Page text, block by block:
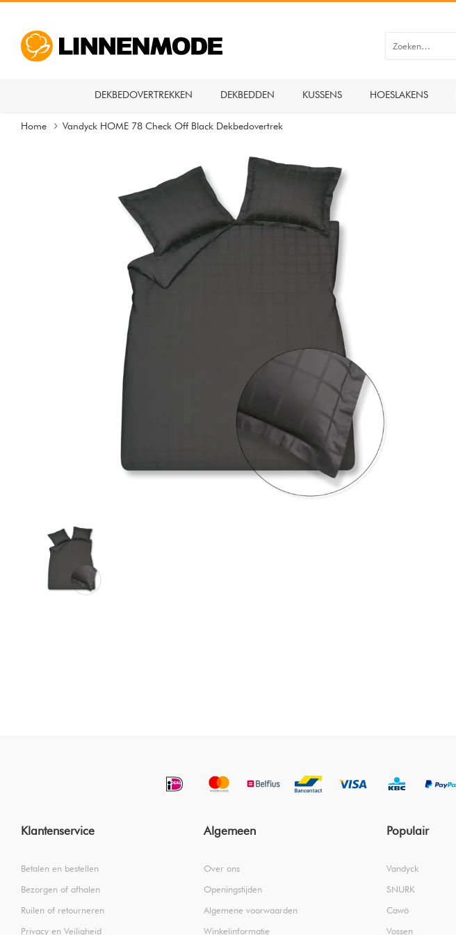
DEKBEDOVERTREKKEN DEKBEDDEN KUSSENS HOESLAKENS
Home Vandyck HOME 78 Check Off Black Dekbedovertrek
Klantenservice
Betalen en bestellen
Bezorgen of afhalen
Ruilen of retourneren
Privacy en Veiligheid
Algemeen
Over ons
Openingstijden
Algemene voorwaarden
Winkelinformatie
Populair
Vandyck
SNURK
Cawö
Vossen